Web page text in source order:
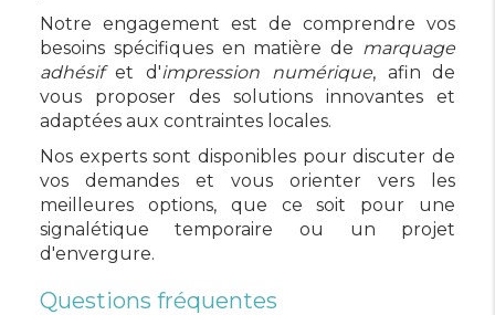
Notre engagement est de comprendre vos
besoins spécifiques en matière de marquage
adhésifet d'impression numérique, afin de
vous proposer des solutions innovantes et
adaptées aux contraintes locales.
Nos experts sont disponibles pour discuter de
vos demandes et vous orienter vers les
meilleures options, que ce soit pour une
signalétique temporaire ou un projet
d'envergure.
Questions fréquentes